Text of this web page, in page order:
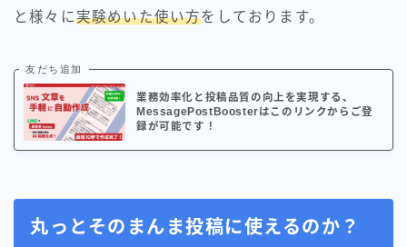
と様々に実験めいた使い方をしております。
友だち追加
業務効率化と投稿品質の向上を実現する、
MessagePostBoosterはこのリンクからご登
録が可能です！
丸っとそのまんま投稿に使えるのか？